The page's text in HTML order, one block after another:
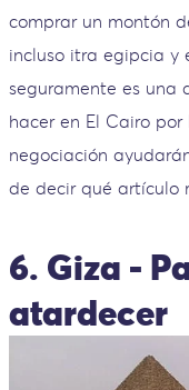
comprar un montón
incluso itra egipcia y
seguramente es una
hacer en El Cairo
negociación
de decir qué artículo
6. Giza -
atardecer